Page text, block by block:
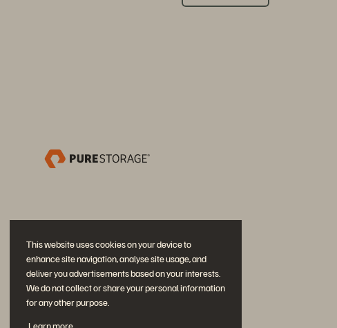
This website uses cookies on your device to
enhance site navigation, analyse site usage, and
deliver you advertisements based on your interests.
We do not collect or share your personal information
for any other purpose.
Únase a la conversación